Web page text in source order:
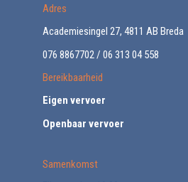
Adres
Academiesingel 27, 4811 AB Breda
076 8867702 / 06 313 04 558
Bereikbaarheid
Eigen vervoer
Openbaar vervoer
Samenkomst